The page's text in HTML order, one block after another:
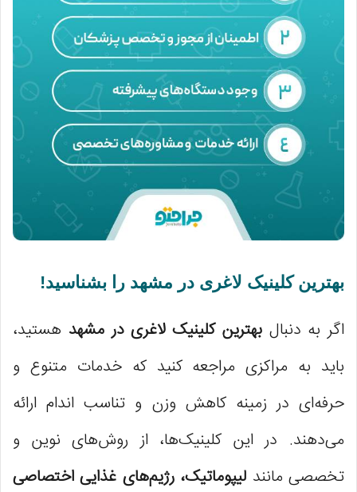
بهترین کلینیک لاغری در مشهد را بشناسید!
اگر به دنبالبهترین کلینیک لاغری در مشهد هستید،
باید به مراکزی مراجعه کنید که خدمات متنوع و
حرفه‌ای در زمینه کاهش وزن و تناسب اندام ارائه
می‌دهند. در این کلینیک‌ها، از روش‌های نوین و
تخصصی مانند لیپوماتیک، رژیم‌های غذایی اختصاصی